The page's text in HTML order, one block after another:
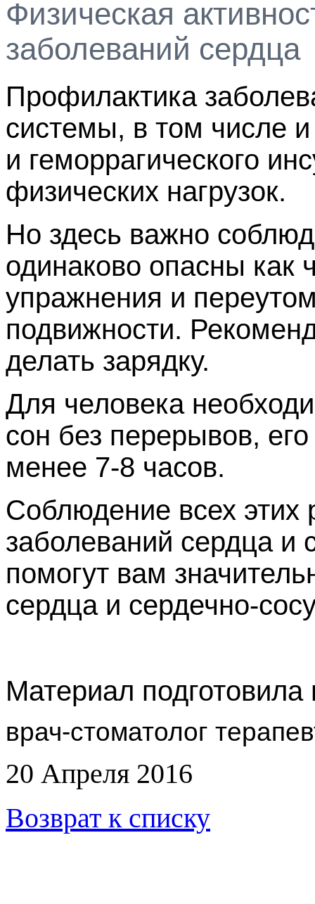
Физическая
заболеваний сердца
Профилактика
системы, в том числе
и геморрагического
физических нагрузок.
Но здесь важно
одинаково опасны как
упражнения и
подвижности.
делать зарядку.
Для человека
сон без перерывов,
менее 7-8 часов.
Соблюдение всех
заболеваний сердца и
помогут вам
сердца и сердечно-
Материал
врач-стоматолог
20 Апреля 2016
Возврат к списку